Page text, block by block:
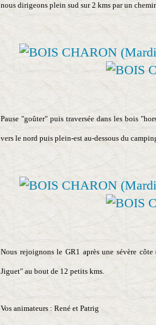
nous dirigeons plein sud sur 2 kms par un
Pause "goûter" puis traversée dans les bois
vers le nord puis plein-est au-dessous du
Nous rejoignons le GR1 après une sévère
Jiguet" au bout de 12 petits kms.
Vos animateurs : René et Patrig